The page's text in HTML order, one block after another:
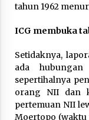
tahun 1962
ICG membuka
Setidaknya,
ada
sepertihalnya
orang NII dan
pertemuan NII
Moertopo